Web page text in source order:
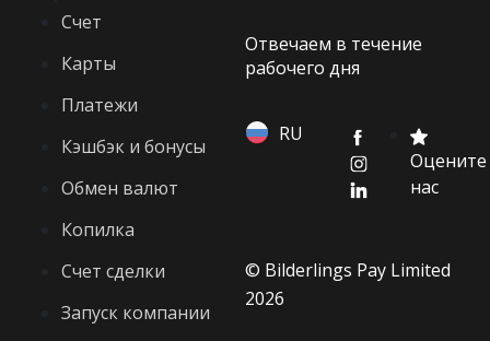
Счет
Карты
Платежи
Кэшбэк и бонусы
Обмен валют
Копилка
Счет сделки
Запуск компании
Отвечаем в течение
рабочего дня
RU
Оцените
нас
© Bilderlings Pay Limited
2026